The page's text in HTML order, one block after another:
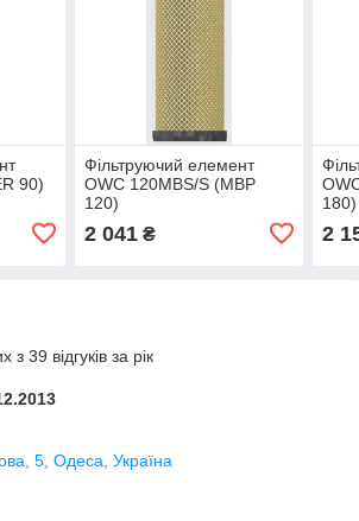
90)
Фільтруючий елемент
OWC 120MBS/S (MBP
120)
2 041₴
180)
2
з 39 відгуків за рік
5, Одеса, Україна